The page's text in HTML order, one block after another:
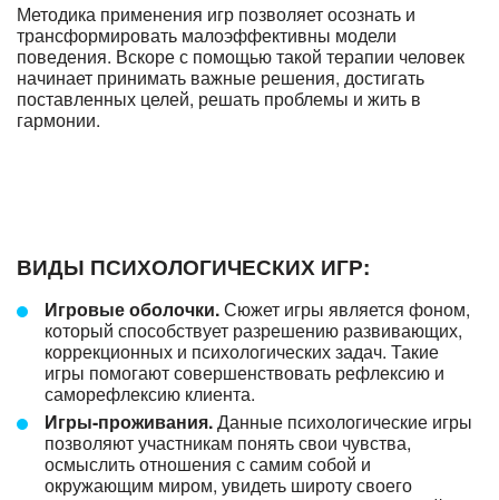
Методика применения игр позволяет осознать и
трансформировать малоэффективны модели
поведения. Вскоре с помощью такой терапии человек
начинает принимать важные решения, достигать
поставленных целей, решать проблемы и жить в
гармонии.
ВИДЫ ПСИХОЛОГИЧЕСКИХ ИГР:
Игровые оболочки.Сюжет игры является фоном,
который способствует разрешению развивающих,
коррекционных и психологических задач. Такие
игры помогают совершенствовать рефлексию и
саморефлексию клиента.
Игры-проживания.Данные психологические игры
позволяют участникам понять свои чувства,
осмыслить отношения с самим собой и
окружающим миром, увидеть широту своего